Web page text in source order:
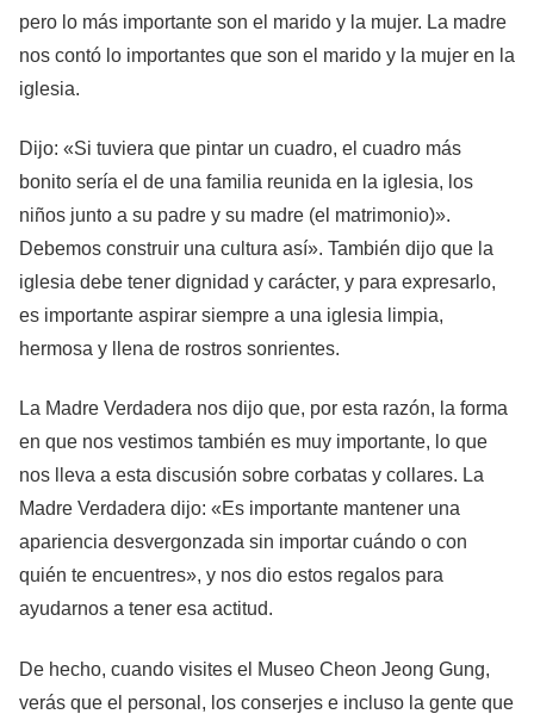
pero lo más importante son el marido y la mujer. La madre
nos contó lo importantes que son el marido y la mujer en la
iglesia.
Dijo: «Si tuviera que pintar un cuadro, el cuadro más
bonito sería el de una familia reunida en la iglesia, los
niños junto a su padre y su madre (el matrimonio)».
Debemos construir una cultura así». También dijo que la
iglesia debe tener dignidad y carácter, y para expresarlo,
es importante aspirar siempre a una iglesia limpia,
hermosa y llena de rostros sonrientes.
La Madre Verdadera nos dijo que, por esta razón, la forma
en que nos vestimos también es muy importante, lo que
nos lleva a esta discusión sobre corbatas y collares. La
Madre Verdadera dijo: «Es importante mantener una
apariencia desvergonzada sin importar cuándo o con
quién te encuentres», y nos dio estos regalos para
ayudarnos a tener esa actitud.
De hecho, cuando visites el Museo Cheon Jeong Gung,
verás que el personal, los conserjes e incluso la gente que